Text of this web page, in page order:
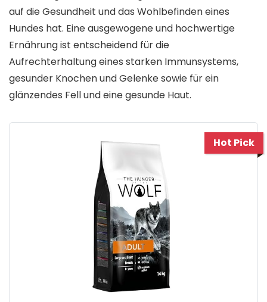
auf die Gesundheit und das Wohlbefinden eines
Hundes hat. Eine ausgewogene und hochwertige
Ernährung ist entscheidend für die
Aufrechterhaltung eines starken Immunsystems,
gesunder Knochen und Gelenke sowie für ein
glänzendes Fell und eine gesunde Haut.
Hot Pick